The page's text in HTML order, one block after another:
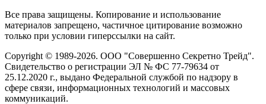
Все права защищены. Копирование и использование
материалов запрещено, частичное цитирование возможно
только при условии гиперссылки на сайт.
Copyright © 1989-2026. ООО "Совершенно Секретно Трейд".
Свидетельство о регистрации ЭЛ № ФС 77-79634 от
25.12.2020 г., выдано Федеральной службой по надзору в
сфере связи, информационных технологий и массовых
коммуникаций.